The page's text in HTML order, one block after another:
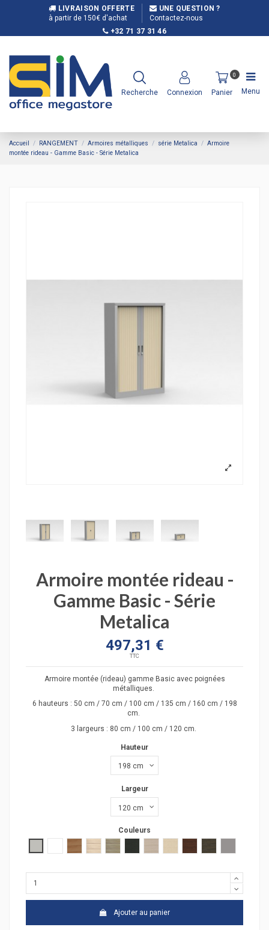
LIVRAISON OFFERTE
à partir de 150€ d'achat
UNE QUESTION ?
Contactez-nous
+32 71 37 31 46
Recherche Connexion
0
Panier Menu
Accueil RANGEMENT Armoires métalliques série Metalica
Armoire
montée rideau - Gamme Basic - Série Metalica
Armoire montée rideau -
Gamme Basic - Série
Metalica
497,31 €
TTC
Armoire montée (rideau) gamme Basic avec poignées
métalliques.
6 hauteurs : 50 cm / 70 cm / 100 cm / 135 cm / 160 cm / 198
cm.
3 largeurs : 80 cm / 100 cm / 120 cm.
Hauteur
Largeur
Couleurs
poirieracacia clairacacia fonçé
Ajouter au panier